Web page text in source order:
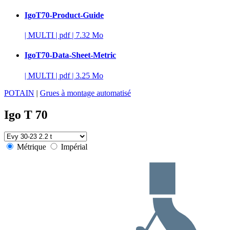
IgoT70-Product-Guide
| MULTI | pdf | 7.32 Mo
IgoT70-Data-Sheet-Metric
| MULTI | pdf | 3.25 Mo
POTAIN | Grues à montage automatisé
Igo T 70
Métrique Impérial